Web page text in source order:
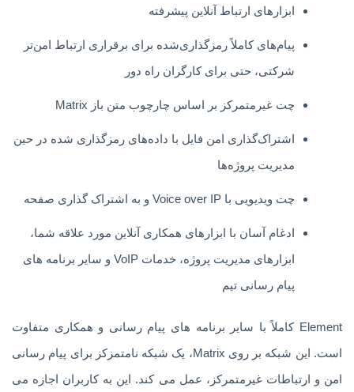
ابزارهای ارتباط آنلاین پیشرفته
پیام‌های کاملاً رمزگذاری‌شده برای برقراری ارتباط امن‌تر
شرکتی، حتی برای کارگران راه دور
چت غیرمتمرکز بر اساس چارچوب متن باز Matrix
اشتراک‌گذاری امن فایل با داده‌های رمزگذاری شده در حین
مدیریت پروژه‌ها
چت ویدیویی با Voice over IP و به اشتراک گذاری صفحه
ادغام آسان با ابزارهای همکاری آنلاین مورد علاقه شما،
ابزارهای مدیریت پروژه، خدمات VoIP و سایر برنامه های
پیام رسانی تیم
Element کاملاً با سایر برنامه های پیام رسانی و همکاری متفاوت
است. این شبکه بر روی Matrix، یک شبکه نامتمزکز برای پیام رسانی
امن و ارتباطات غیرمتمرکز، عمل می کند. این به کاربران اجازه می